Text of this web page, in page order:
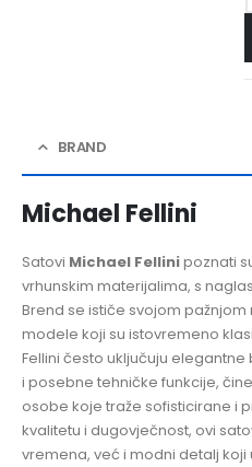
BRAND
Michael Fellini
Satovi Michael Fellinipoznati
vrhunskim materijalima, s
Brend se ističe svojom
modele koji su istovremeno
Fellini često uključuju
i posebne tehničke funkcije,
osobe koje traže sofisticirane i
kvalitetu i dugovječnost, ovi
vremena, već i modni detalj